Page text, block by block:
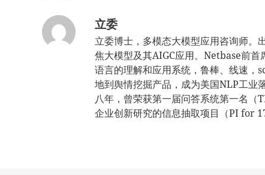
立委
立委博士，多模态大模型应用咨询师。
焦大模型及其AIGC应用。Netbase前
语言的理解和应用系统，鲁棒、线速，
地到舆情挖掘产品，成为美国NLP工业
八年，曾荣获第一届问答系统第一名（
企业创新研究的信息抽取项目（PI for